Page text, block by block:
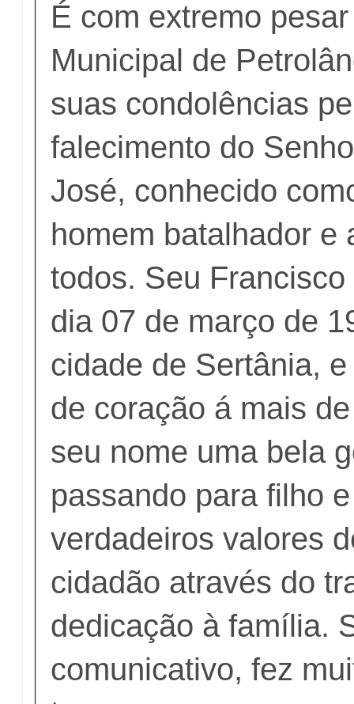
É com extremo
Municipal de
suas condolências
falecimento do
José, conhecido
homem batalhador e
todos. Seu
dia 07 de março de
cidade de Sertânia,
de coração á mais
seu nome uma bela
passando para filho
verdadeiros valores
cidadão através do
dedicação à família.
comunicativo, fez